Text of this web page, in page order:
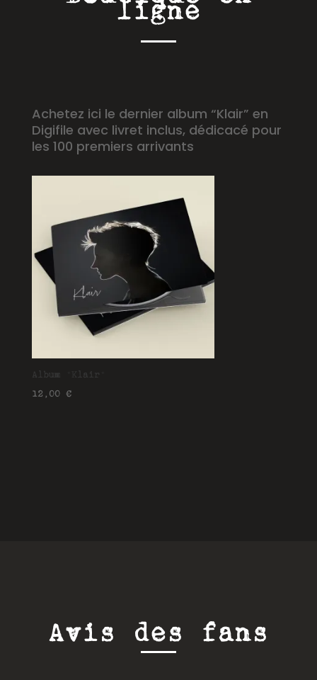
ligne
Achetez ici le dernier album “Klair” en
Digifile avec livret inclus, dédicacé pour
les 100 premiers arrivants
Album “Klair”
12,00 €
Avis des fans